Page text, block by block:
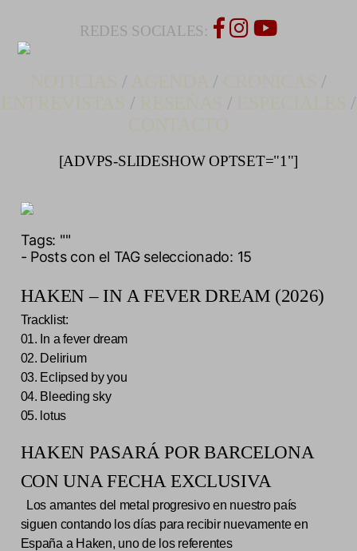
REDES SOCIALES:
/ /
/
/ /
/
[ADVPS-SLIDESHOW OPTSET="1"]
Tags: ""
- Posts con el TAG seleccionado: 15
HAKEN – IN A FEVER DREAM (2026)
Tracklist:
01. In a fever dream
02. Delirium
03. Eclipsed by you
04. Bleeding sky
05. lotus
HAKEN PASARÁ POR BARCELONA
CON UNA FECHA EXCLUSIVA
Los amantes del metal progresivo en nuestro país
siguen contando los días para recibir nuevamente en
España a Haken, uno de los referentes